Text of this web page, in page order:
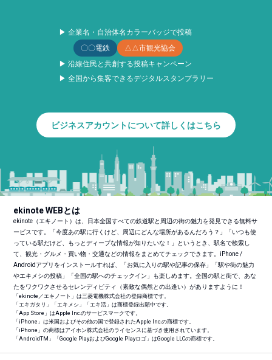
▶ 企業名・自治体名カラーバッジで投稿
〇〇電鉄
△△市観光協会
▶ 沿線住民と共創する投稿キャンペーン
▶ 全国から集客できるデジタルスタンプラリー
ビジネスアカウントについて詳しくはこちら
ekinote WEBとは
ekinote（エキノート）は、日本全国すべての鉄道駅と周辺の街の魅力を発見できる無料サ
ービスです。「今度あの駅に行くけど、周辺にどんな場所があるんだろう？」「いつも使
っている駅だけど、もっとディープな情報が知りたいな！」というとき、駅名で検索し
て、観光・グルメ・買い物・交通などの情報をまとめてチェックできます。iPhone /
Androidアプリをインストールすれば、「お気に入りの駅や記事の保存」「駅や街の魅力
やエキメシの投稿」「全国の駅へのチェックイン」も楽しめます。全国の駅と街で、あな
たをワクワクさせるセレンディピティ（素敵な偶然との出逢い）がありますように！
「ekinote／エキノート」は三菱電機株式会社の登録商標です。
「エキガタリ」「エキメシ」「エキ活」は商標登録出願中です。
「App Store」はApple Inc.のサービスマークです。
「iPhone」は米国およびその他の国で登録されたApple Inc.の商標です。
「iPhone」の商標はアイホン株式会社のライセンスに基づき使用されています。
「AndroidTM 」「Google PlayおよびGoogle Playロゴ」はGoogle LLCの商標です。